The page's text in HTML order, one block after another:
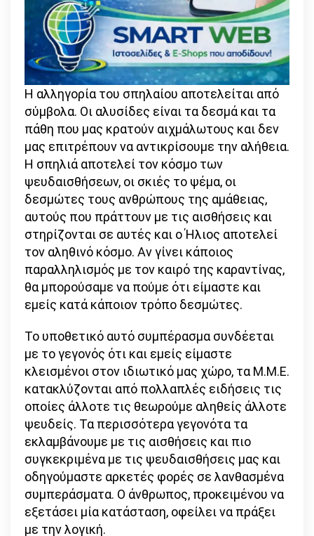
Η αλληγορία του σπηλαίου αποτελείται από
σύμβολα. Οι αλυσίδες είναι τα δεσμά και τα
πάθη που μας κρατούν αιχμάλωτους και δεν
μας επιτρέπουν να αντικρίσουμε την αλήθεια.
Η σπηλιά αποτελεί τον κόσμο των
ψευδαισθήσεων, οι σκιές το ψέμα, οι
δεσμώτες τους ανθρώπους της αμάθειας,
αυτούς που πράττουν με τις αισθήσεις και
στηρίζονται σε αυτές και ο Ήλιος αποτελεί
τον αληθινό κόσμο. Αν γίνει κάποιος
παραλληλισμός με τον καιρό της καραντίνας,
θα μπορούσαμε να πούμε ότι είμαστε και
εμείς κατά κάποιον τρόπο δεσμώτες.
Το υποθετικό αυτό συμπέρασμα συνδέεται
με το γεγονός ότι και εμείς είμαστε
κλεισμένοι στον ιδιωτικό μας χώρο, τα Μ.Μ.Ε.
κατακλύζονται από πολλαπλές ειδήσεις τις
οποίες άλλοτε τις θεωρούμε αληθείς άλλοτε
ψευδείς. Τα περισσότερα γεγονότα τα
εκλαμβάνουμε με τις αισθήσεις και πιο
συγκεκριμένα με τις ψευδαισθήσεις μας και
οδηγούμαστε αρκετές φορές σε λανθασμένα
συμπεράσματα. Ο άνθρωπος, προκειμένου να
εξετάσει μία κατάσταση, οφείλει να πράξει
με την λογική.